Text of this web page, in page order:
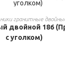
гранитные
двойной 186
с уголком)